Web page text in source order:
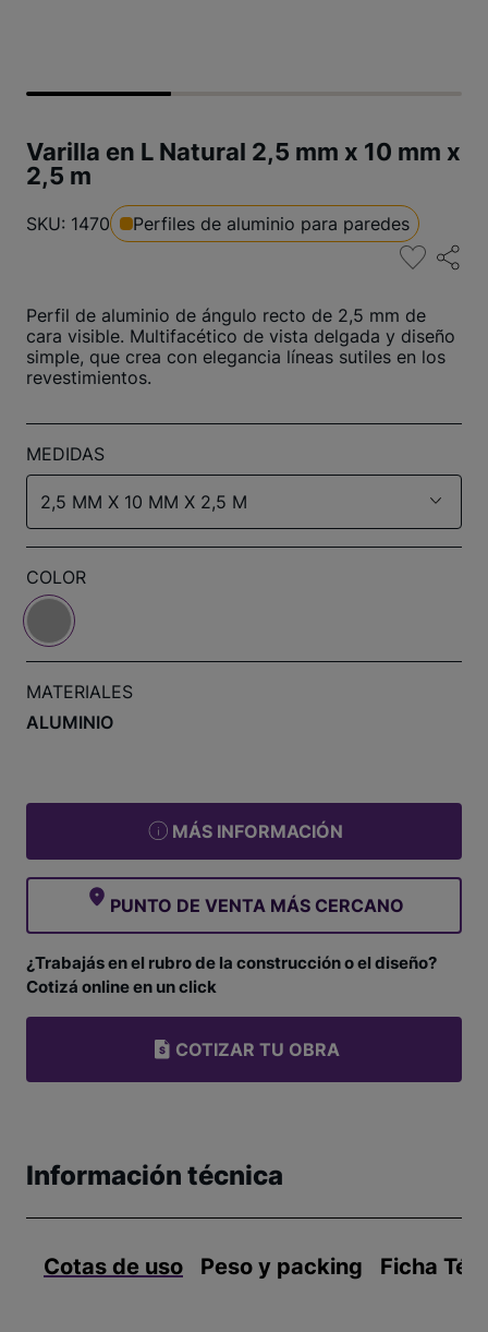
Varilla en L Natural 2,5 mm x 10 mm x
2,5 m
SKU: 1470 Perfiles de aluminio para paredes
Perfil de aluminio de ángulo recto de 2,5 mm de
cara visible. Multifacético de vista delgada y diseño
simple, que crea con elegancia líneas sutiles en los
revestimientos.
MEDIDAS
2,5 MM X 10 MM X 2,5 M
COLOR
MATERIALES
ALUMINIO
MÁS INFORMACIÓN
PUNTO DE VENTA MÁS CERCANO
¿Trabajás en el rubro de la construcción o el diseño?
Cotizá online en un click
COTIZAR TU OBRA
Información técnica
Cotas de uso Peso y packing Ficha